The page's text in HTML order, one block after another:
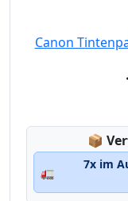
Canon
📦
🚛
7x im